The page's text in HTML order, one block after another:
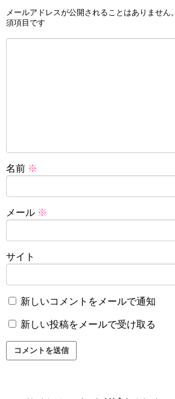
メールアドレスが公開されることはありません。
須項目です
名前 ※
メール ※
サイト
新しいコメントをメールで通知
新しい投稿をメールで受け取る